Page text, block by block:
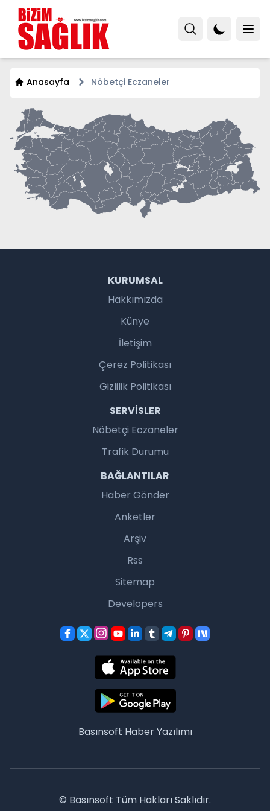
Anasayfa Nöbetçi Eczaneler
KURUMSAL
Hakkımızda
Künye
İletişim
Çerez Politikası
Gizlilik Politikası
SERVISLER
Nöbetçi Eczaneler
Trafik Durumu
BAĞLANTILAR
Haber Gönder
Anketler
Arşiv
Rss
Sitemap
Developers
Basınsoft Haber Yazılımı
© Basınsoft Tüm Hakları Saklıdır.